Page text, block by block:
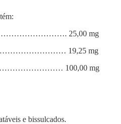
25,00 mg
19,25 mg
100,00 mg
e bissulcados.